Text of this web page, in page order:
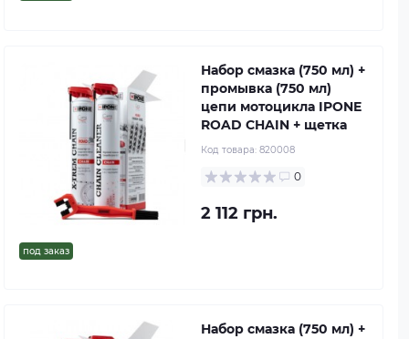
под заказ
Набор смазка (750 мл) +
промывка (750 мл)
цепи мотоцикла IPONE
ROAD CHAIN + щетка
Код товара: 820008
0
2 112 грн.
Набор смазка (750 мл) +